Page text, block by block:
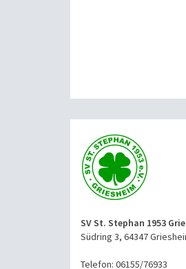
SV St. Stephan 1953
Südring 3, 64347
Telefon: 06155/76933